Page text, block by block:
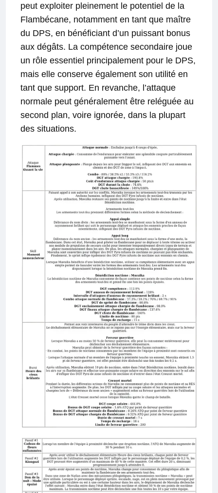
peut exploiter pleinement le potentiel de la
Flambécane, notamment en tant que maître
du DPS, en bénéficiant d’un puissant bonus
aux dégâts. La compétence secondaire joue
un rôle essentiel principalement pour le DPS,
mais elle conserve également son utilité en
tant que support. En revanche, l’attaque
normale peut généralement être reléguée au
second plan, voire ignorée, dans la plupart
des situations.